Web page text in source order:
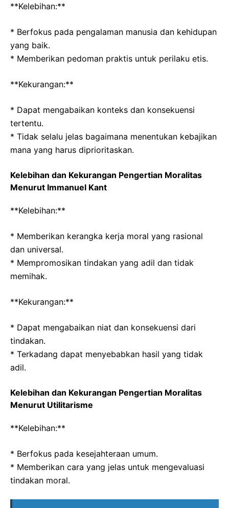
**Kelebihan:**
* Berfokus pada pengalaman manusia dan kehidupan
yang baik.
* Memberikan pedoman praktis untuk perilaku etis.
**Kekurangan:**
* Dapat mengabaikan konteks dan konsekuensi
tertentu.
* Tidak selalu jelas bagaimana menentukan kebajikan
mana yang harus diprioritaskan.
Kelebihan dan Kekurangan Pengertian Moralitas
Menurut Immanuel Kant
**Kelebihan:**
* Memberikan kerangka kerja moral yang rasional
dan universal.
* Mempromosikan tindakan yang adil dan tidak
memihak.
**Kekurangan:**
* Dapat mengabaikan niat dan konsekuensi dari
tindakan.
* Terkadang dapat menyebabkan hasil yang tidak
adil.
Kelebihan dan Kekurangan Pengertian Moralitas
Menurut Utilitarisme
**Kelebihan:**
* Berfokus pada kesejahteraan umum.
* Memberikan cara yang jelas untuk mengevaluasi
tindakan moral.